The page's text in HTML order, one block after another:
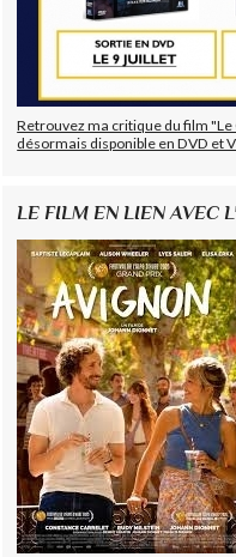
Retrouvez ma critique du film "Le
désormais disponible en DVD et
LE FILM EN LIEN AVEC